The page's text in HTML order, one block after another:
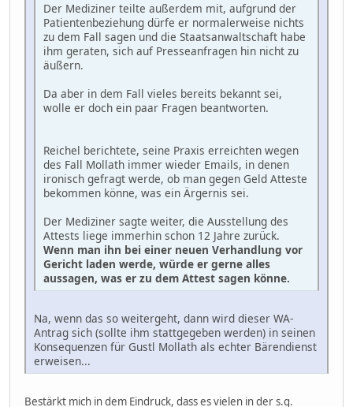
Der Mediziner teilte außerdem mit, aufgrund der
Patientenbeziehung dürfe er normalerweise nichts
zu dem Fall sagen und die Staatsanwaltschaft habe
ihm geraten, sich auf Presseanfragen hin nicht zu
äußern.
Da aber in dem Fall vieles bereits bekannt sei,
wolle er doch ein paar Fragen beantworten.
Reichel berichtete, seine Praxis erreichten wegen
des Fall Mollath immer wieder Emails, in denen
ironisch gefragt werde, ob man gegen Geld Atteste
bekommen könne, was ein Ärgernis sei.
Der Mediziner sagte weiter, die Ausstellung des
Attests liege immerhin schon 12 Jahre zurück.
Wenn man ihn bei einer neuen Verhandlung vor
Gericht laden werde, würde er gerne alles
aussagen, was er zu dem Attest sagen könne.
Na, wenn das so weitergeht, dann wird dieser WA-
Antrag sich (sollte ihm stattgegeben werden) in seinen
Konsequenzen für Gustl Mollath als echter Bärendienst
erweisen...
Bestärkt mich in dem Eindruck, dass es vielen in der s.g.